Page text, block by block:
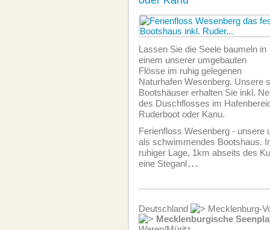
Lassen Sie die Seele baumeln in
einem unserer umgebauten
Flösse im ruhig gelegenen
Naturhafen Wesenberg. Unsere
Bootshäuser erhalten Sie inkl.
des Duschflosses im
Ruderboot oder Kanu.
Ferienfloss Wesenberg - unsere
als schwimmendes Bootshaus.
ruhiger Lage, 1km abseits des
eine Steganl...
Deutschland
Mecklenburg-
Mecklenburgische